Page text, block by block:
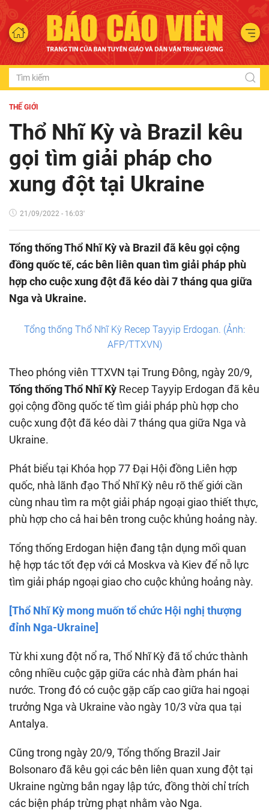
THẾ GIỚI
Thổ Nhĩ Kỳ và Brazil kêu
gọi tìm giải pháp cho
xung đột tại Ukraine
21/09/2022 - 16:03'
Tổng thống Thổ Nhĩ Kỳ và Brazil đã kêu gọi cộng
đồng quốc tế, các bên liên quan tìm giải pháp phù
hợp cho cuộc xung đột đã kéo dài 7 tháng qua giữa
Nga và Ukraine.
Tổng thống Thổ Nhĩ Kỳ Recep Tayyip Erdogan. (Ảnh:
AFP/TTXVN)
Theo phóng viên TTXVN tại Trung Đông, ngày 20/9,
Tổng thống Thổ Nhĩ Kỳ Recep Tayyip Erdogan đã kêu
gọi cộng đồng quốc tế tìm giải pháp phù hợp cho
cuộc xung đột đã kéo dài 7 tháng qua giữa Nga và
Ukraine.
Phát biểu tại Khóa họp 77 Đại Hội đồng Liên hợp
quốc, nhà lãnh đạo Thổ Nhĩ Kỳ nêu rõ thế giới cần
cùng nhau tìm ra một giải pháp ngoại giao thiết thực,
phù hợp cho cả hai bên trong cuộc khủng hoảng này.
Tổng thống Erdogan hiện đang tận dụng mối quan
hệ hợp tác tốt đẹp với cả Moskva và Kiev để nỗ lực
tìm giải pháp ngoại giao cho cuộc khủng hoảng này.
[Thổ Nhĩ Kỳ mong muốn tổ chức Hội nghị thượng
đỉnh Nga-Ukraine]
Từ khi xung đột nổ ra, Thổ Nhĩ Kỳ đã tổ chức thành
công nhiều cuộc gặp giữa các nhà đàm phán hai
nước. Trong đó có cuộc gặp cấp cao giữa hai ngoại
trưởng Nga và Ukraine vào ngày 10/3 vừa qua tại
Antalya.
Cũng trong ngày 20/9, Tổng thống Brazil Jair
Bolsonaro đã kêu gọi các bên liên quan xung đột tại
Ukraine ngừng bắn ngay lập tức, đồng thời chỉ trích
các biện pháp trừng phạt nhằm vào Nga.